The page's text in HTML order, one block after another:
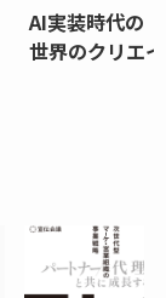
AI実装時代の
世界のクリエ